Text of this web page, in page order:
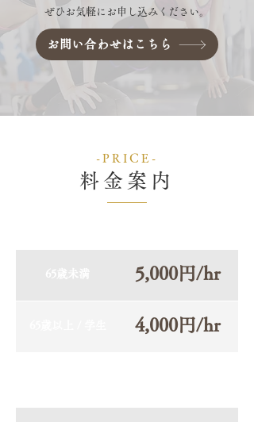
ぜひお気軽にお申し込みください。
お問い合わせはこちら
-PRICE-
料金案内
5,000円/hr
4,000円/hr